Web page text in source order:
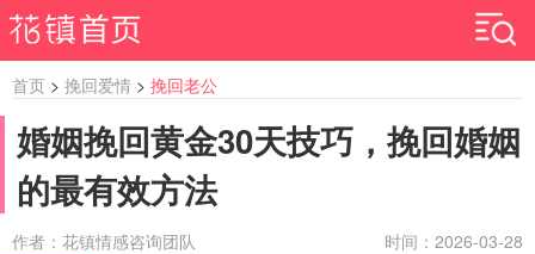
首页 > 挽回爱情 > 挽回老公
婚姻挽回黄金30天技巧，挽回婚姻
的最有效方法
作者：花镇情感咨询团队 时间：2026-03-28